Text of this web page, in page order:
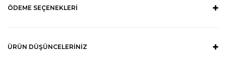
ÖDEME SEÇENEKLERI
ÜRÜN DÜŞÜNCELERINIZ